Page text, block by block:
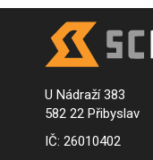
U Nádraží 383
582 22 Přibyslav
IČ: 26010402